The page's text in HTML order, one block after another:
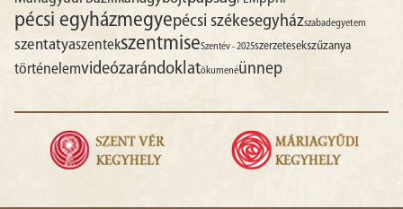
pécsi egyházmegyepécsi székesegyházszabadegyetem
szentatyaszentekszentmiseSzentév - 2025szerzetesekszűzanya
történelemvideózarándoklatökumenéünnep